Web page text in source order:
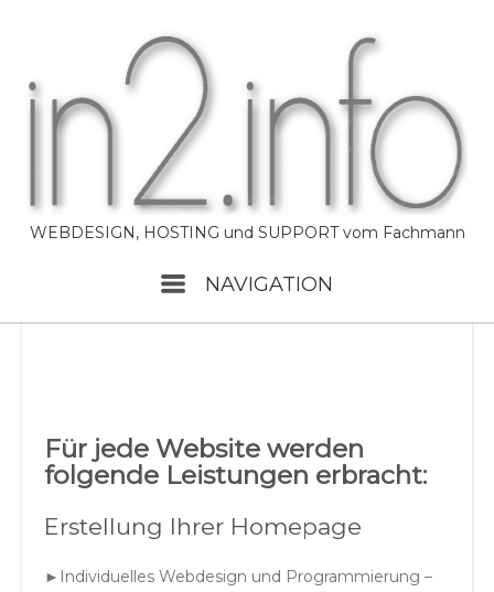
WEBDESIGN, HOSTING und SUPPORT vom Fachmann
NAVIGATION
Für jede Website werden
folgende Leistungen erbracht:
Erstellung Ihrer Homepage
►Individuelles Webdesign und Programmierung –